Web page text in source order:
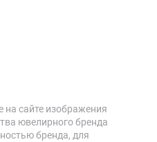
сайте изображения
ювелирного бренда
бренда, для